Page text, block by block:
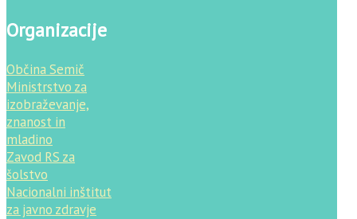
Organizacije
Občina Semič
Ministrstvo za
izobraževanje,
znanost in
mladino
Zavod RS za
šolstvo
Nacionalni inštitut
za javno zdravje